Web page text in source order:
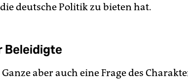
deutsche Politik zu bieten hat.
Beleidigte
aber auch eine Frage des